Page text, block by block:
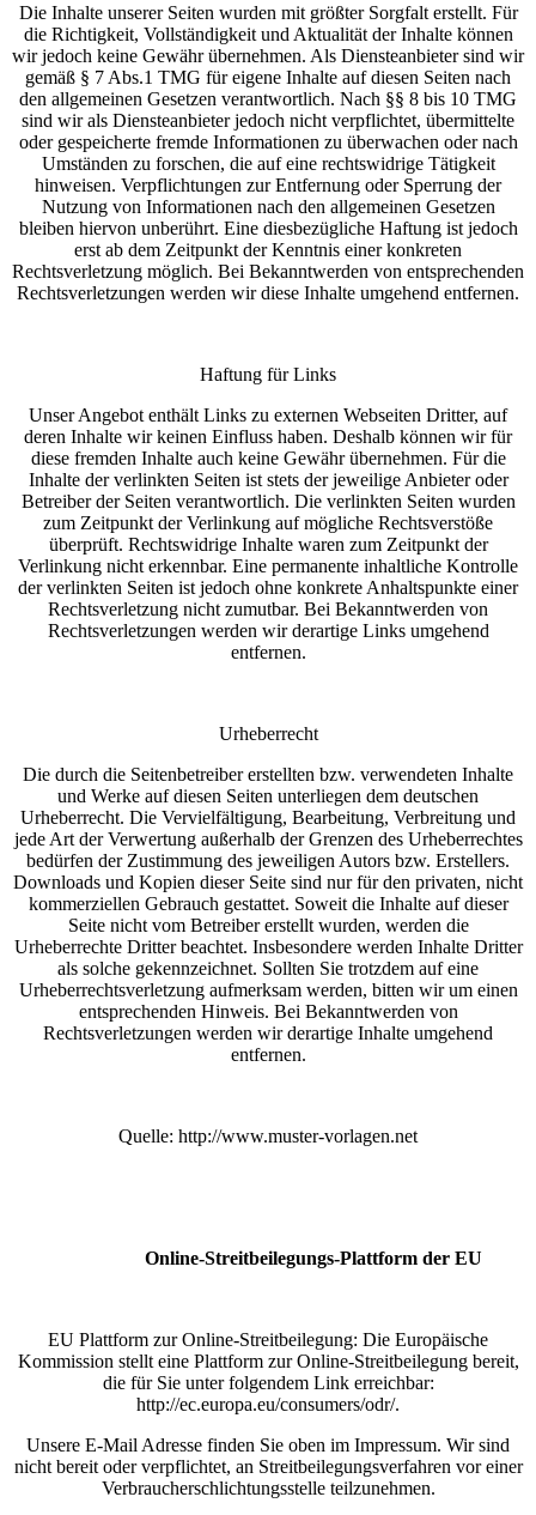
Die Inhalte unserer Seiten wurden mit größter Sorgfalt erstellt. Für
die Richtigkeit, Vollständigkeit und Aktualität der Inhalte können
wir jedoch keine Gewähr übernehmen. Als Diensteanbieter sind wir
gemäß § 7 Abs.1 TMG für eigene Inhalte auf diesen Seiten nach
den allgemeinen Gesetzen verantwortlich. Nach §§ 8 bis 10 TMG
sind wir als Diensteanbieter jedoch nicht verpflichtet, übermittelte
oder gespeicherte fremde Informationen zu überwachen oder nach
Umständen zu forschen, die auf eine rechtswidrige Tätigkeit
hinweisen. Verpflichtungen zur Entfernung oder Sperrung der
Nutzung von Informationen nach den allgemeinen Gesetzen
bleiben hiervon unberührt. Eine diesbezügliche Haftung ist jedoch
erst ab dem Zeitpunkt der Kenntnis einer konkreten
Rechtsverletzung möglich. Bei Bekanntwerden von entsprechenden
Rechtsverletzungen werden wir diese Inhalte umgehend entfernen.
Haftung für Links
Unser Angebot enthält Links zu externen Webseiten Dritter, auf
deren Inhalte wir keinen Einfluss haben. Deshalb können wir für
diese fremden Inhalte auch keine Gewähr übernehmen. Für die
Inhalte der verlinkten Seiten ist stets der jeweilige Anbieter oder
Betreiber der Seiten verantwortlich. Die verlinkten Seiten wurden
zum Zeitpunkt der Verlinkung auf mögliche Rechtsverstöße
überprüft. Rechtswidrige Inhalte waren zum Zeitpunkt der
Verlinkung nicht erkennbar. Eine permanente inhaltliche Kontrolle
der verlinkten Seiten ist jedoch ohne konkrete Anhaltspunkte einer
Rechtsverletzung nicht zumutbar. Bei Bekanntwerden von
Rechtsverletzungen werden wir derartige Links umgehend
entfernen.
Urheberrecht
Die durch die Seitenbetreiber erstellten bzw. verwendeten Inhalte
und Werke auf diesen Seiten unterliegen dem deutschen
Urheberrecht. Die Vervielfältigung, Bearbeitung, Verbreitung und
jede Art der Verwertung außerhalb der Grenzen des Urheberrechtes
bedürfen der Zustimmung des jeweiligen Autors bzw. Erstellers.
Downloads und Kopien dieser Seite sind nur für den privaten, nicht
kommerziellen Gebrauch gestattet. Soweit die Inhalte auf dieser
Seite nicht vom Betreiber erstellt wurden, werden die
Urheberrechte Dritter beachtet. Insbesondere werden Inhalte Dritter
als solche gekennzeichnet. Sollten Sie trotzdem auf eine
Urheberrechtsverletzung aufmerksam werden, bitten wir um einen
entsprechenden Hinweis. Bei Bekanntwerden von
Rechtsverletzungen werden wir derartige Inhalte umgehend
entfernen.
Quelle: http://www.muster-vorlagen.net
Online-Streitbeilegungs-Plattform der EU
EU Plattform zur Online-Streitbeilegung: Die Europäische
Kommission stellt eine Plattform zur Online-Streitbeilegung bereit,
die für Sie unter folgendem Link erreichbar:
http://ec.europa.eu/consumers/odr/.
Unsere E-Mail Adresse finden Sie oben im Impressum. Wir sind
nicht bereit oder verpflichtet, an Streitbeilegungsverfahren vor einer
Verbraucherschlichtungsstelle teilzunehmen.